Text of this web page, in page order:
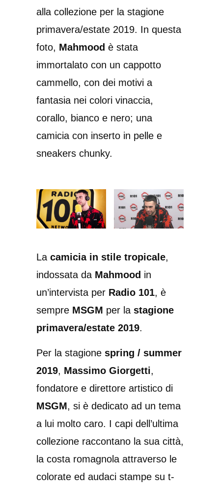
alla collezione per la stagione
primavera/estate 2019. In questa
foto, Mahmood è stata
immortalato con un cappotto
cammello, con dei motivi a
fantasia nei colori vinaccia,
corallo, bianco e nero; una
camicia con inserto in pelle e
sneakers chunky.
La camicia in stile tropicale,
indossata da Mahmood in
un’intervista per Radio 101, è
sempre MSGM per la stagione
primavera/estate 2019.
Per la stagione spring / summer
2019, Massimo Giorgetti,
fondatore e direttore artistico di
MSGM, si è dedicato ad un tema
a lui molto caro. I capi dell’ultima
collezione raccontano la sua città,
la costa romagnola attraverso le
colorate ed audaci stampe su t-